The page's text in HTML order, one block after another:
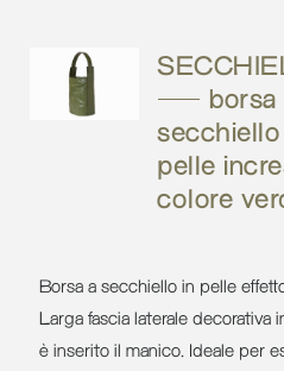
– borsa
secchiello
pelle
colore
Borsa a secchiello in pelle
Larga fascia laterale decorativa
è inserito il manico. Ideale per